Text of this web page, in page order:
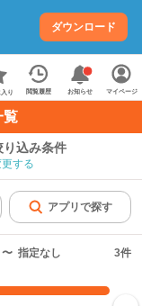
ダウンロード
り 閲覧履歴 お知らせ マイページ
覧
り込み条件
する
アプリで探す
〜 指定なし 3件